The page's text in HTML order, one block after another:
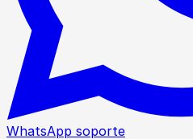
WhatsApp soporte